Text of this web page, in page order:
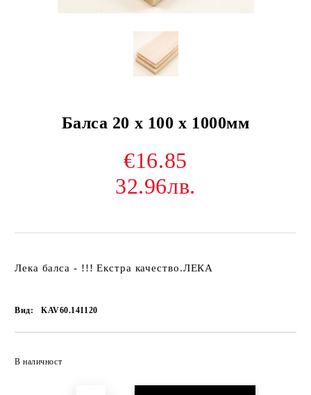
Балса 20 x 100 x 1000мм
€16.85
32.96лв.
Лека балса - !!! Екстра качество.ЛЕКА
Вид: KAV60.141120
В наличност